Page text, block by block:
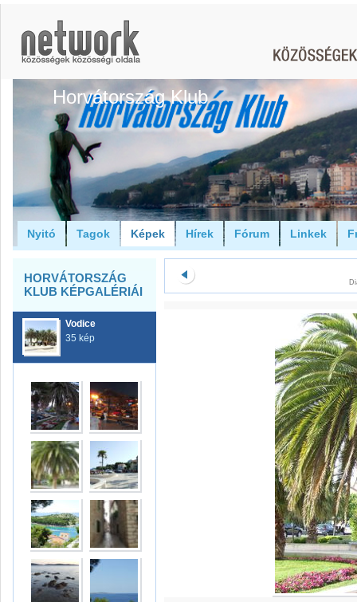
Horvátország Klub
Nyitó Tagok Képek Hírek Fórum Linkek
HORVÁTORSZÁG
KLUB KÉPGALÉRIÁI
Vodice
35 kép